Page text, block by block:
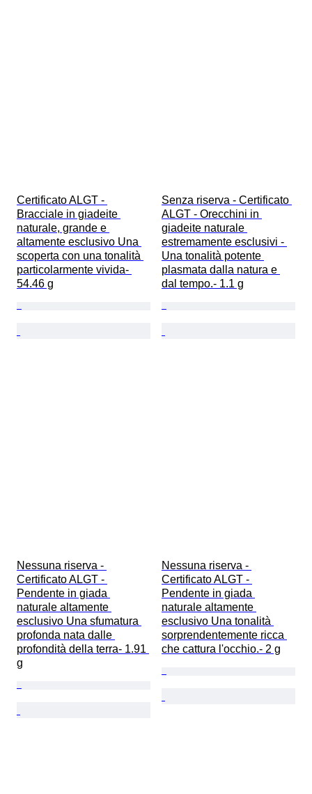
Certificato ALGT -
Bracciale in giadeite
naturale, grande e
altamente esclusivo Una
scoperta con una tonalità
particolarmente vivida-
54.46 g
Senza riserva - Certificato
ALGT - Orecchini in
giadeite naturale
estremamente esclusivi -
Una tonalità potente
plasmata dalla natura e
dal tempo.- 1.1 g
Nessuna riserva -
Certificato ALGT -
Pendente in giada
naturale altamente
esclusivo Una sfumatura
profonda nata dalle
profondità della terra- 1.91
g
Nessuna riserva -
Certificato ALGT -
Pendente in giada
naturale altamente
esclusivo Una tonalità
sorprendentemente ricca
che cattura l'occhio.- 2 g